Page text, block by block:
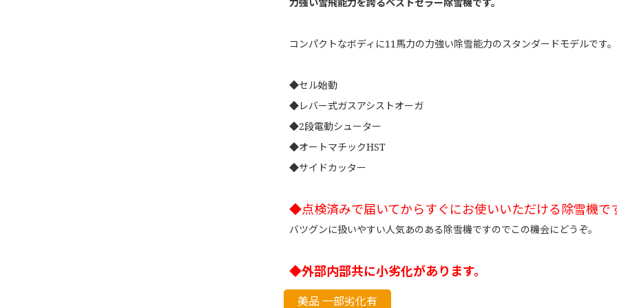
コンパクトなボディに11馬力の力強い除雪能力のスタンダードモデルです。
◆セル始動
◆レバー式ガスアシストオーガ
◆2段電動シューター
◆オートマチックHST
◆サイドカッター
◆点検済みで届いてからすぐにお使いいただける除雪機で
バツグンに扱いやすい人気あのある除雪機ですのでこの機会にどうぞ。
◆外部内部共に小劣化があります。